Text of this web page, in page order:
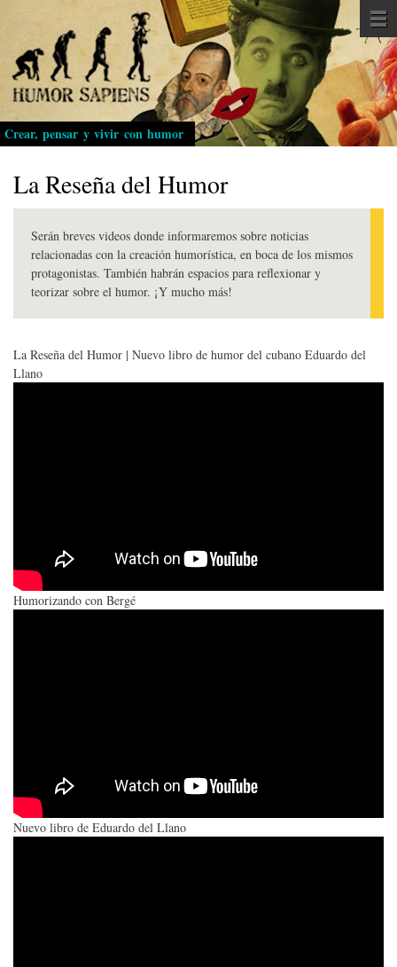
Pasar
al
contenido
principal
Crear, pensar y vivir con humor
La Reseña del Humor
Serán breves videos donde informaremos sobre noticias
relacionadas con la creación humorística, en boca de los mismos
protagonistas. También habrán espacios para reflexionar y
teorizar sobre el humor. ¡Y mucho más!
La Reseña del Humor | Nuevo libro de humor del cubano Eduardo del
Llano
Humorizando con Bergé
Nuevo libro de Eduardo del Llano